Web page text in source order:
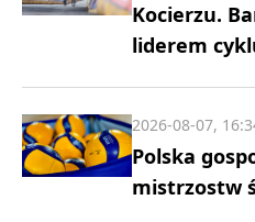
Kocierzu.
liderem
Polska
mistrzostw
2026-08-07,